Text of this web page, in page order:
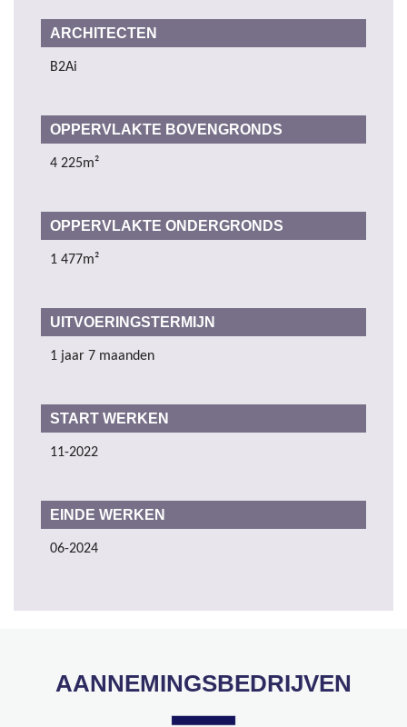
ARCHITECTEN
B2Ai
OPPERVLAKTE BOVENGRONDS
4 225m²
OPPERVLAKTE ONDERGRONDS
1 477m²
UITVOERINGSTERMIJN
1 jaar 7 maanden
START WERKEN
11-2022
EINDE WERKEN
06-2024
AANNEMINGSBEDRIJVEN